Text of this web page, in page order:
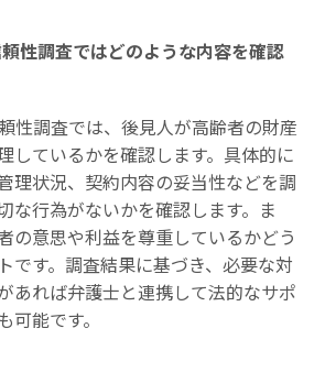
性調査ではどのような内容を確認
性調査では、後見人が高齢者の財産
しているかを確認します。具体的に
理状況、契約内容の妥当性などを調
な行為がないかを確認します。ま
の意思や利益を尊重しているかどう
です。調査結果に基づき、必要な対
あれば弁護士と連携して法的なサポ
能です。